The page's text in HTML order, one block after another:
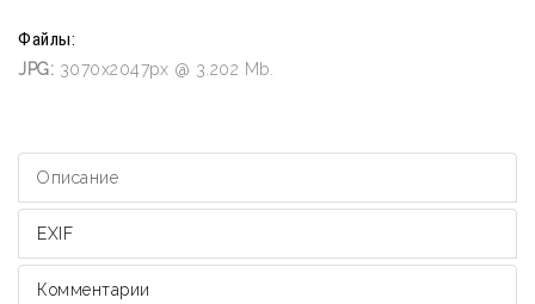
Файлы:
JPG: 3070x2047px @ 3.202 Mb.
Описание
EXIF
Комментарии